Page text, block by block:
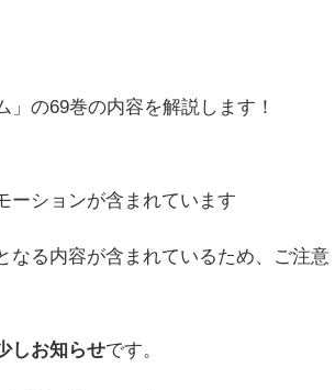
の69巻の内容を解説します！
ーションが含まれています
なる内容が含まれているため、ご注意
しお知らせです。